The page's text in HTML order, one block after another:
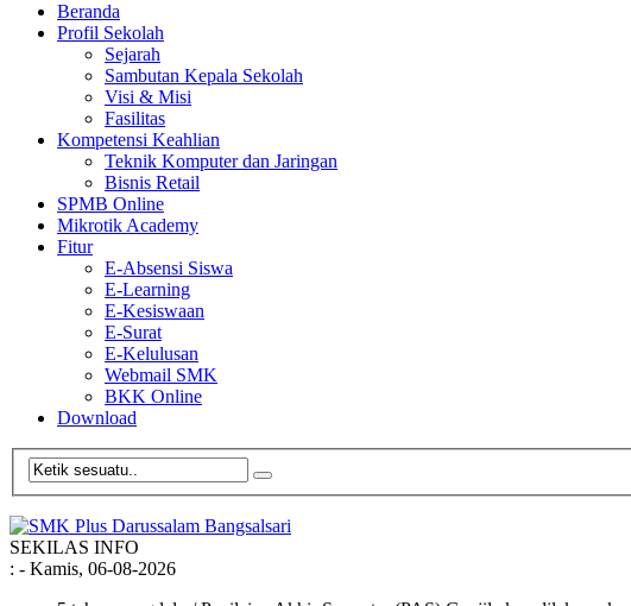
Beranda
Profil Sekolah
Sejarah
Sambutan Kepala Sekolah
Visi & Misi
Fasilitas
Kompetensi Keahlian
Teknik Komputer dan Jaringan
Bisnis Retail
SPMB Online
Mikrotik Academy
Fitur
E-Absensi Siswa
E-Learning
E-Kesiswaan
E-Surat
E-Kelulusan
Webmail SMK
BKK Online
Download
SEKILAS INFO
: - Kamis, 06-08-2026